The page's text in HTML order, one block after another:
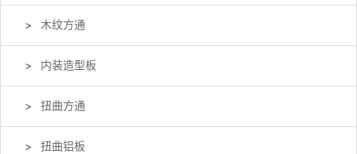
木纹方通
内装造型板
扭曲方通
扭曲铝板